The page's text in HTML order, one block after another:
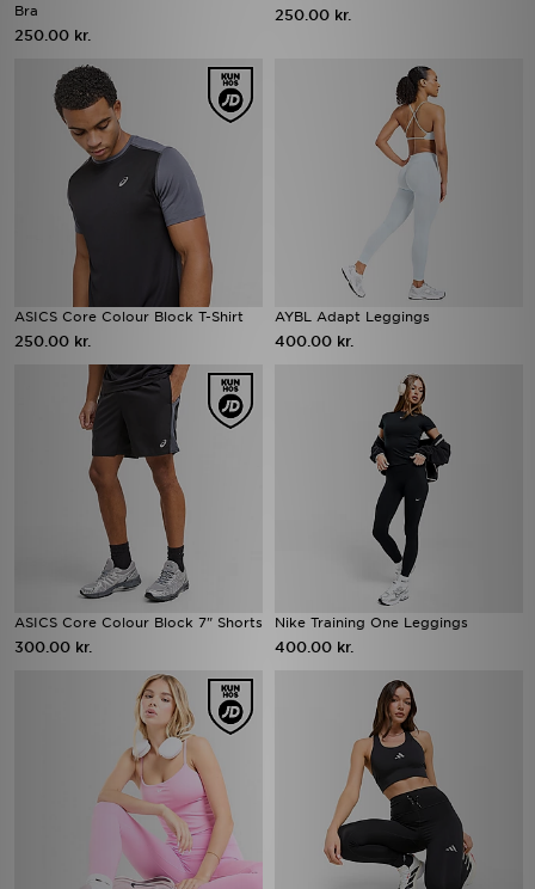
Bra
250.00 kr.
250.00 kr.
ASICS Core Colour Block T-Shirt
250.00 kr.
AYBL Adapt Leggings
400.00 kr.
ASICS Core Colour Block 7" Shorts
300.00 kr.
Nike Training One Leggings
400.00 kr.